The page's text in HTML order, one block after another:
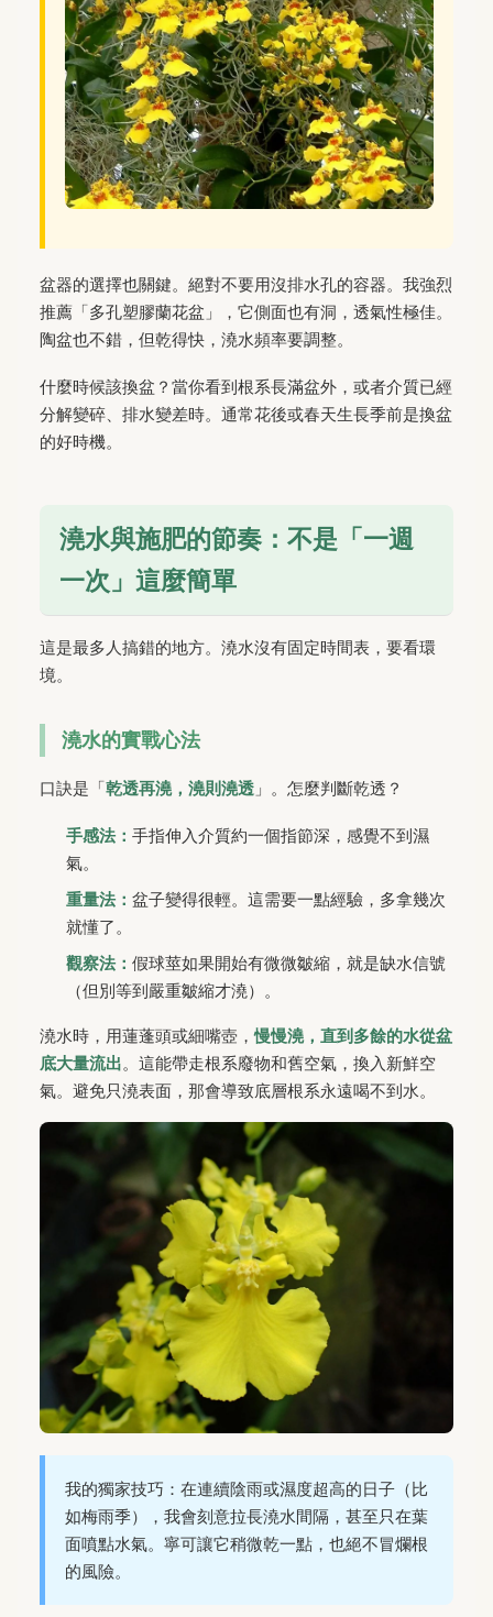
盆器的選擇也關鍵。絕對不要用沒排水孔的容器。我強烈
推薦「多孔塑膠蘭花盆」，它側面也有洞，透氣性極佳。
陶盆也不錯，但乾得快，澆水頻率要調整。
什麼時候該換盆？當你看到根系長滿盆外，或者介質已經
分解變碎、排水變差時。通常花後或春天生長季前是換盆
的好時機。
澆水與施肥的節奏：不是「一週
一次」這麼簡單
這是最多人搞錯的地方。澆水沒有固定時間表，要看環
境。
澆水的實戰心法
口訣是「乾透再澆，澆則澆透 」。怎麼判斷乾透？
手感法： 手指伸入介質約一個指節深，感覺不到濕
氣。
重量法： 盆子變得很輕。這需要一點經驗，多拿幾次
就懂了。
觀察法： 假球莖如果開始有微微皺縮，就是缺水信號
（但別等到嚴重皺縮才澆）。
澆水時，用蓮蓬頭或細嘴壺，慢慢澆，直到多餘的水從盆
底大量流出。這能帶走根系廢物和舊空氣，換入新鮮空
氣。避免只澆表面，那會導致底層根系永遠喝不到水。
我的獨家技巧：在連續陰雨或濕度超高的日子（比
如梅雨季），我會刻意拉長澆水間隔，甚至只在葉
面噴點水氣。寧可讓它稍微乾一點，也絕不冒爛根
的風險。